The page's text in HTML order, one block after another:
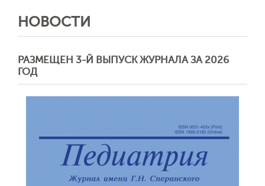
НОВОСТИ
РАЗМЕЩЕН 3-Й ВЫПУСК ЖУРНАЛА ЗА 2026
ГОД